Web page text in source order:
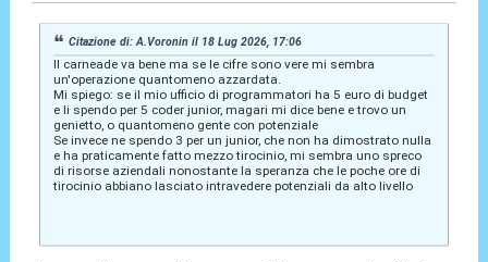
Citazione di: A.Voronin il 18 Lug 2026, 17:06
Il carneade va bene ma se le cifre sono vere mi sembra
un'operazione quantomeno azzardata.
Mi spiego: se il mio ufficio di programmatori ha 5 euro di budget
e li spendo per 5 coder junior, magari mi dice bene e trovo un
genietto, o quantomeno gente con potenziale
Se invece ne spendo 3 per un junior, che non ha dimostrato nulla
e ha praticamente fatto mezzo tirocinio, mi sembra uno spreco
di risorse aziendali nonostante la speranza che le poche ore di
tirocinio abbiano lasciato intravedere potenziali da alto livello